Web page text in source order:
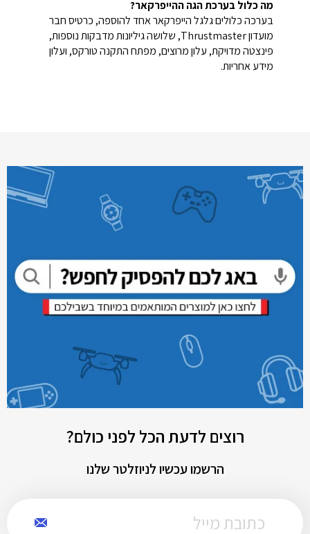
מה כלול בערכת הגה ההייפרקאר?
בערכה כלולים גלגל הייפרקאר אחד להוספה, כרטיס חבר
מועדון Thrustmaster, שלושה גיליונות מדבקות נוספות,
פינצטה מדויקת, עלון מרוצים, מפתח התקנה טורקס, ועלון
מידע אחריות.
רוצים לדעת הכל לפני כולם?
הרשמו עכשיו לניוזלטר שלנו